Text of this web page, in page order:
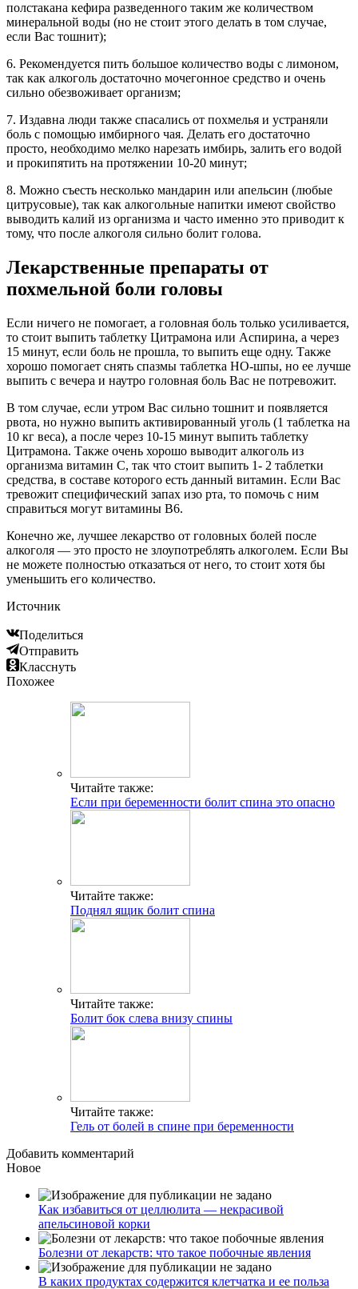
полстакана кефира разведенного таким же количеством
минеральной воды (но не стоит этого делать в том случае,
если Вас тошнит);
6. Рекомендуется пить большое количество воды с лимоном,
так как алкоголь достаточно мочегонное средство и очень
сильно обезвоживает организм;
7. Издавна люди также спасались от похмелья и устраняли
боль с помощью имбирного чая. Делать его достаточно
просто, необходимо мелко нарезать имбирь, залить его водой
и прокипятить на протяжении 10-20 минут;
8. Можно съесть несколько мандарин или апельсин (любые
цитрусовые), так как алкогольные напитки имеют свойство
выводить калий из организма и часто именно это приводит к
тому, что после алкоголя сильно болит голова.
Лекарственные препараты от
похмельной боли головы
Если ничего не помогает, а головная боль только усиливается,
то стоит выпить таблетку Цитрамона или Аспирина, а через
15 минут, если боль не прошла, то выпить еще одну. Также
хорошо помогает снять спазмы таблетка НО-шпы, но ее лучше
выпить с вечера и наутро головная боль Вас не потревожит.
В том случае, если утром Вас сильно тошнит и появляется
рвота, но нужно выпить активированный уголь (1 таблетка на
10 кг веса), а после через 10-15 минут выпить таблетку
Цитрамона. Также очень хорошо выводит алкоголь из
организма витамин С, так что стоит выпить 1- 2 таблетки
средства, в составе которого есть данный витамин. Если Вас
тревожит специфический запах изо рта, то помочь с ним
справиться могут витамины В6.
Конечно же, лучшее лекарство от головных болей после
алкоголя — это просто не злоупотреблять алкоголем. Если Вы
не можете полностью отказаться от него, то стоит хотя бы
уменьшить его количество.
Источник
Поделиться
Отправить
Класснуть
Похожее
Читайте также:
Если при беременности болит спина это опасно
Читайте также:
Поднял ящик болит спина
Читайте также:
Болит бок слева внизу спины
Читайте также:
Гель от болей в спине при беременности
Добавить комментарий
Новое
Как избавиться от целлюлита — некрасивой
апельсиновой корки
Болезни от лекарств: что такое побочные явления
В каких продуктах содержится клетчатка и ее польза